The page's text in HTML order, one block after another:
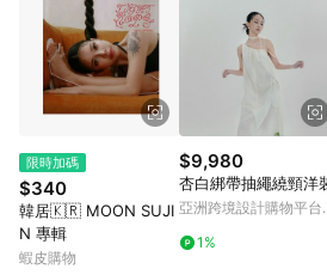
價券等虛擬貨幣折抵 4. 大宗採購或批發轉賣
有相關事證認定您為大宗採購、批發轉賣而
相關認定以Yahoo購物中心之認定為準
限時加碼
$340
韓居🇰🇷 MOON SUJI
N 專輯
蝦皮購物
$9,980
杏白綁帶抽繩繞頸洋
亞洲跨境設計購物平台
1%